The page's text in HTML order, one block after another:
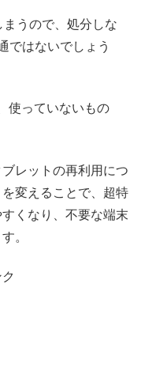
うので、処分しな
ではないでしょう
使っていないもの
レットの再利用につ
変えることで、超特
くなり、不要な端末
。